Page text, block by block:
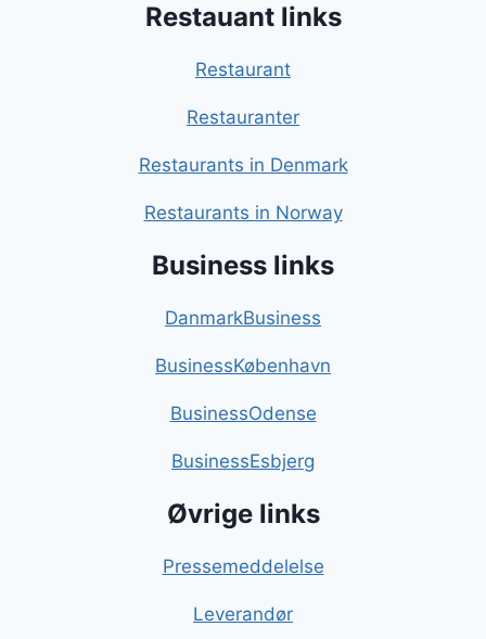
Restauant links
Restaurant
Restauranter
Restaurants in Denmark
Restaurants in Norway
Business links
DanmarkBusiness
BusinessKøbenhavn
BusinessOdense
BusinessEsbjerg
Øvrige links
Pressemeddelelse
Leverandør